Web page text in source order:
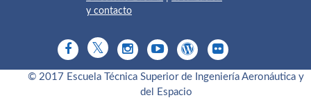
y contacto
© 2017 Escuela Técnica Superior de Ingeniería Aeronáutica y
del Espacio